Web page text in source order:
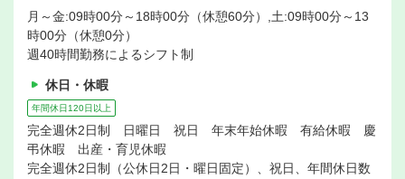
月～金:09時00分～18時00分（休憩60分）,土:09時00分～13
時00分（休憩0分）
週40時間勤務によるシフト制
休日・休暇
年間休日120日以上
完全週休2日制 日曜日 祝日 年末年始休暇 有給休暇 慶
弔休暇 出産・育児休暇
完全週休2日制（公休日2日・曜日固定）、祝日、年間休日数